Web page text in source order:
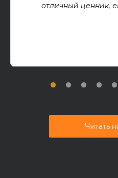
отличный ценник,
Читать